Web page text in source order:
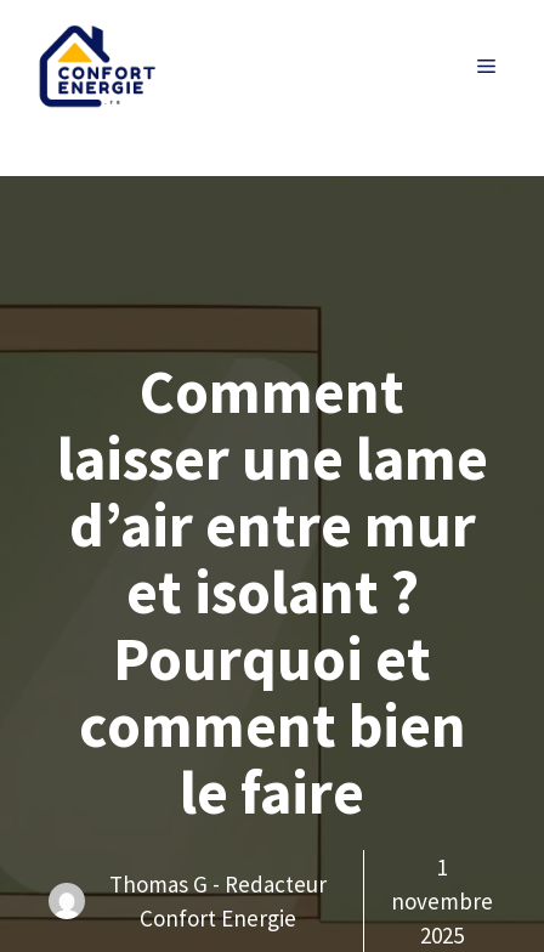
contenu
MENU
Comment
laisser une lame
d’air entre mur
et isolant ?
Pourquoi et
comment bien
le faire
Thomas G - Redacteur
Confort Energie
1
novembre
2025